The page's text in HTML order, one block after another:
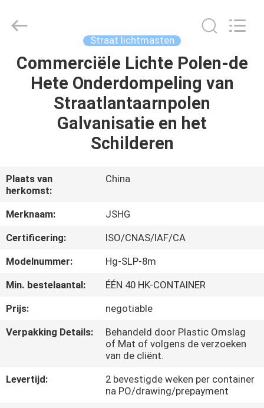
HUIS
PRODUCTEN
VR-
SHOW
ONGEVEER
ONS
FABRIEKSREIS
KWALITEITSCONTROLE
ONS
co.,ltd.
Reserved.
Straat lichtmasten
Commerciële Lichte Polen-de
Hete Onderdompeling van
Straatlantaarnpolen
Galvanisatie en het
Schilderen
Plaats van
herkomst:
China
Merknaam:
JSHG
Certificering:
ISO/CNAS/IAF/CA
Modelnummer:
Hg-SLP-8m
Min. bestelaantal:
ÉÉN 40 HK-CONTAINER
Prijs:
negotiable
Verpakking Details:
Behandeld door Plastic Omslag
of Mat of volgens de verzoeken
van de cliënt.
Levertijd:
2 bevestigde weken per container
na PO/drawing/prepayment